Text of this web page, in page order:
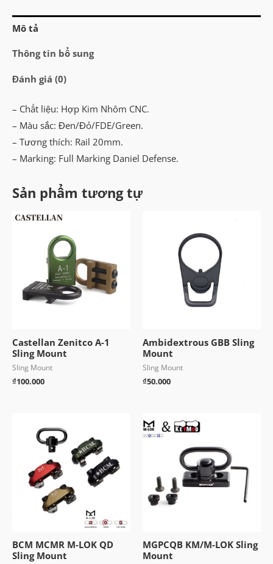
Swivel
Sling
Mount
lượng
Mô tả
Thông tin bổ sung
Đánh giá (0)
– Chất liệu: Hợp Kim Nhôm CNC.
– Màu sắc: Đen/Đỏ/FDE/Green.
– Tương thích: Rail 20mm.
– Marking: Full Marking Daniel Defense.
Sản phẩm tương tự
Castellan Zenitco A-1
Sling Mount
Sling Mount
₫100.000
Ambidextrous GBB Sling
Mount
Sling Mount
₫50.000
BCM MCMR M-LOK QD
Sling Mount
MGPCQB KM/M-LOK Sling
Mount